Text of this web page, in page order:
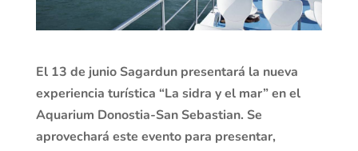
El 13 de junio Sagardun presentará la nueva
experiencia turística “La sidra y el mar” en el
Aquarium Donostia-San Sebastian. Se
aprovechará este evento para presentar,